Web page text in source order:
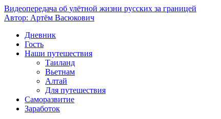
Видеопередача об улётной жизни русских за границей
Автор: Артём Васюкович
Дневник
Гость
Наши путешествия
Таиланд
Вьетнам
Алтай
Для путешествия
Саморазвитие
Заработок